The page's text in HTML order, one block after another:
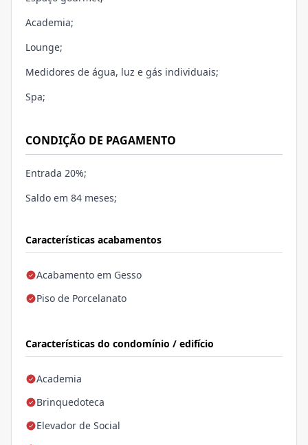
Características acabamentos
Acabamento em Gesso
Piso de Porcelanato
Características do condomínio / edifício
Academia
Brinquedoteca
Elevador de Social
Academia;
Lounge;
Medidores de água, luz e gás individuais;
Spa;
CONDIÇÃO DE PAGAMENTO
Entrada 20%;
Saldo em 84 meses;